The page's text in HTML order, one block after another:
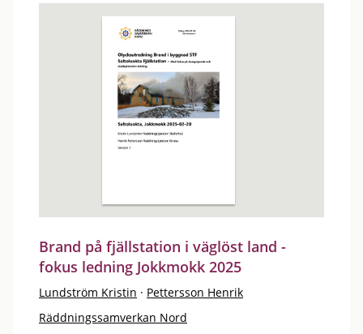
Brand på fjällstation i väglöst land -
fokus ledning Jokkmokk 2025
Lundström Kristin · Pettersson Henrik
Räddningssamverkan Nord